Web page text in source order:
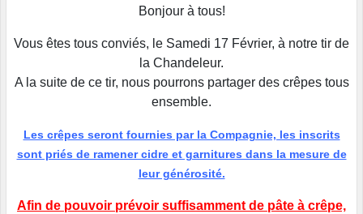
Bonjour à tous!
Vous êtes tous conviés, le Samedi 17 Février, à notre tir de
la Chandeleur.
A la suite de ce tir, nous pourrons partager des crêpes tous
ensemble.
Les crêpes seront fournies par la Compagnie, les inscrits
sont priés de ramener cidre et garnitures dans la mesure de
leur générosité.
Afin de pouvoir prévoir suffisamment de pâte à crêpe,